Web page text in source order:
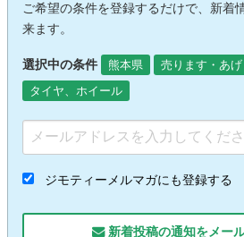
ご希望の条件を登録するだけで、新着
来ます。
選択中の条件 熊本県 売ります・あげ
タイヤ、ホイール
ジモティーメルマガにも登録する
新着投稿の通知をメー